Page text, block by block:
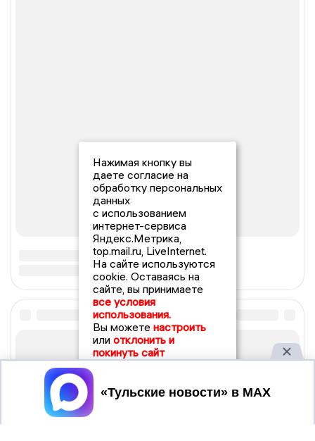
Нажимая кнопку вы
даете согласие на
обработку персональных
данных
с использованием
интернет-сервиса
Яндекс.Метрика,
top.mail.ru, LiveInternet.
На сайте используются
cookie. Оставаясь на
сайте, вы принимаете
все условия
использования.
Вы можете настроить
или отклонить и
покинуть сайт
Принять